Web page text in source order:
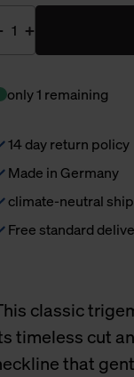
only 1 remaining
14 day return policy
Made in Germany
climate-neutral
Free standard
classic
timeless cut
that